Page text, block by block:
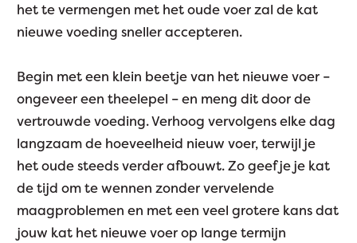
het te vermengen met het oude voer zal de kat
nieuwe voeding sneller accepteren.
Begin met een klein beetje van het nieuwe voer –
ongeveer een theelepel – en meng dit door de
vertrouwde voeding. Verhoog vervolgens elke dag
langzaam de hoeveelheid nieuw voer, terwijl je
het oude steeds verder afbouwt. Zo geef je je kat
de tijd om te wennen zonder vervelende
maagproblemen en met een veel grotere kans dat
jouw kat het nieuwe voer op lange termijn